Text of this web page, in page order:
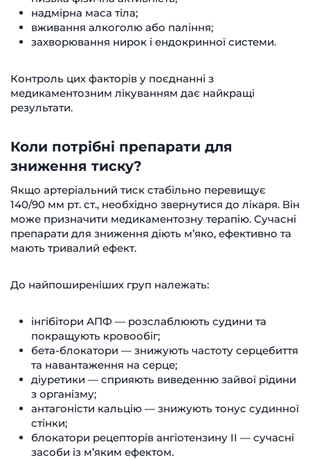
надмірна маса тіла;
вживання алкоголю або паління;
захворювання нирок і ендокринної системи.
Контроль цих факторів у поєднанні з
медикаментозним лікуванням дає найкращі
результати.
Коли потрібні препарати для
зниження тиску?
Якщо артеріальний тиск стабільно перевищує
140/90 мм рт. ст., необхідно звернутися до лікаря. Він
може призначити медикаментозну терапію. Сучасні
препарати для зниження діють м’яко, ефективно та
мають тривалий ефект.
До найпоширеніших груп належать:
інгібітори АПФ — розслаблюють судини та
покращують кровообіг;
бета-блокатори — знижують частоту серцебиття
та навантаження на серце;
діуретики — сприяють виведенню зайвої рідини
з організму;
антагоністи кальцію — знижують тонус судинної
стінки;
блокатори рецепторів ангіотензину II — сучасні
засоби із м’яким ефектом.